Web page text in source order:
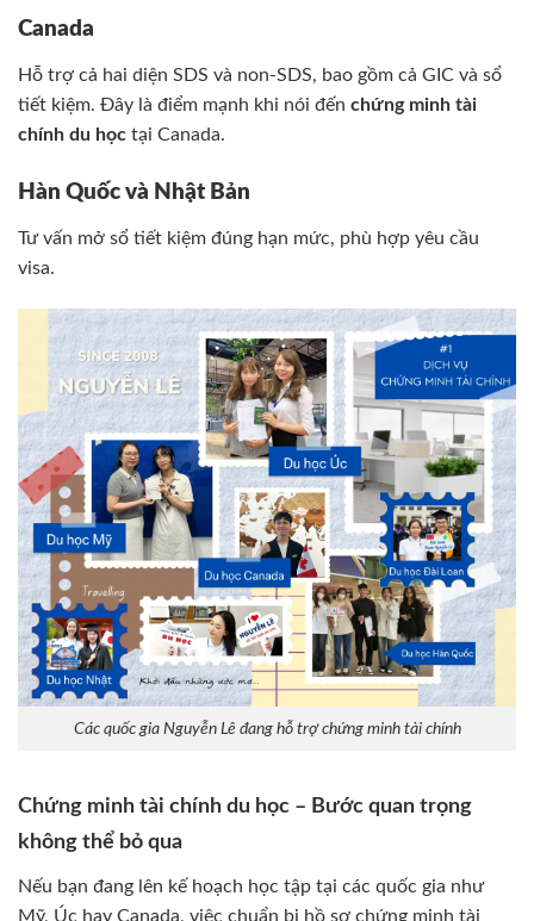
Canada
Hỗ trợ cả hai diện SDS và non-SDS, bao gồm cả GIC và sổ
tiết kiệm. Đây là điểm mạnh khi nói đến chứng minh tài
chính du học tại Canada.
Hàn Quốc và Nhật Bản
Tư vấn mở sổ tiết kiệm đúng hạn mức, phù hợp yêu cầu
visa.
Các quốc gia Nguyễn Lê đang hỗ trợ chứng minh tài chính
Chứng minh tài chính du học – Bước quan trọng
không thể bỏ qua
Nếu bạn đang lên kế hoạch học tập tại các quốc gia như
Mỹ, Úc hay Canada, việc chuẩn bị hồ sơ chứng minh tài